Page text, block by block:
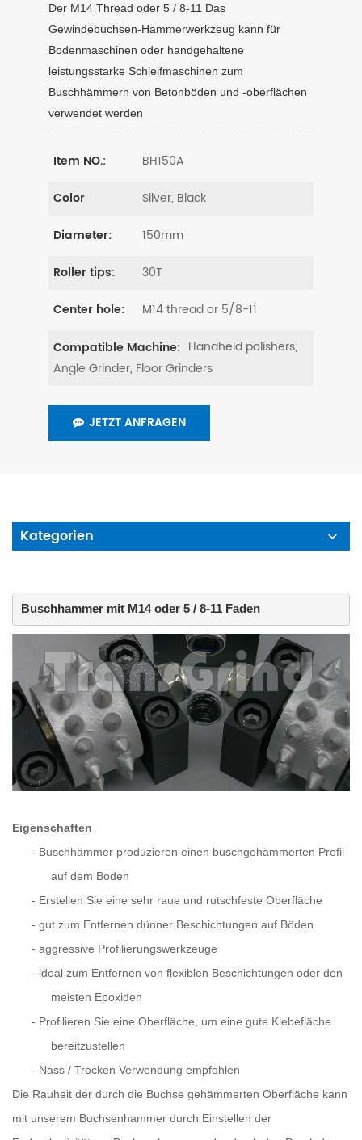
Der M14 Thread oder 5 / 8-11 Das
Gewindebuchsen-Hammerwerkzeug kann für
Bodenmaschinen oder handgehaltene
leistungsstarke Schleifmaschinen zum
Buschhämmern von Betonböden und -oberflächen
verwendet werden
Item NO.: BH150A
Color Silver, Black
Diameter: 150mm
Roller tips: 30T
Center hole: M14 thread or 5/8-11
Compatible Machine: Handheld polishers,
Angle Grinder, Floor Grinders
JETZT ANFRAGEN
Kategorien
Buschhammer mit M14 oder 5 / 8-11 Faden
Eigenschaften
- Buschhämmer produzieren einen buschgehämmerten Profil
auf dem Boden
- Erstellen Sie eine sehr raue und rutschfeste Oberfläche
- gut zum Entfernen dünner Beschichtungen auf Böden
- aggressive Profilierungswerkzeuge
- ideal zum Entfernen von flexiblen Beschichtungen oder den
meisten Epoxiden
- Profilieren Sie eine Oberfläche, um eine gute Klebefläche
bereitzustellen
- Nass / Trocken Verwendung empfohlen
Die Rauheit der durch die Buchse gehämmerten Oberfläche kann
mit unserem Buchsenhammer durch Einstellen der